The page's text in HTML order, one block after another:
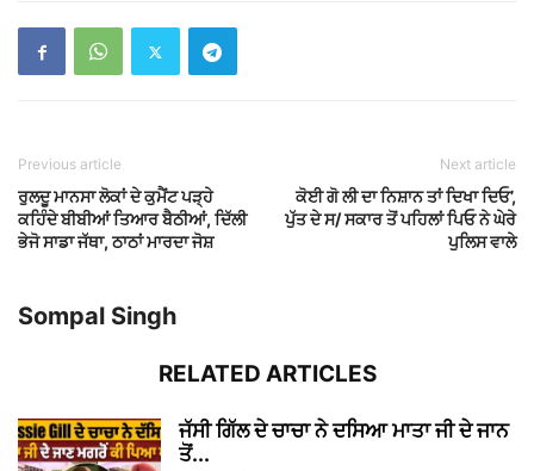
Previous article
ਰੁਲਦੂ ਮਾਨਸਾ ਲੋਕਾਂ ਦੇ ਕੁਮੈਂਟ ਪੜ੍ਹੇ
ਕਹਿੰਦੇ ਬੀਬੀਆਂ ਤਿਆਰ ਬੈਠੀਆਂ, ਦਿੱਲੀ
ਭੇਜੋ ਸਾਡਾ ਜੱਥਾ, ਠਾਠਾਂ ਮਾਰਦਾ ਜੋਸ਼
Next article
ਕੋਈ ਗੋ ਲੀ ਦਾ ਨਿਸ਼ਾਨ ਤਾਂ ਦਿਖਾ ਦਿਓ’,
ਪੁੱਤ ਦੇ ਸ/ ਸਕਾਰ ਤੋਂ ਪਹਿਲਾਂ ਪਿਓ ਨੇ ਘੇਰੇ
ਪੁਲਿਸ ਵਾਲੇ
Sompal Singh
RELATED ARTICLES
ਜੱਸੀ ਗਿੱਲ ਦੇ ਚਾਚਾ ਨੇ ਦਸਿਆ ਮਾਤਾ ਜੀ ਦੇ ਜਾਨ
ਤੋਂ...